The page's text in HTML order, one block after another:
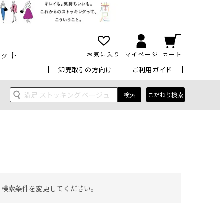
ト お気に入り マイページ カート
卸売取引の方向け ご利用ガイド
検索 こだわり検索
索条件を変更してください。